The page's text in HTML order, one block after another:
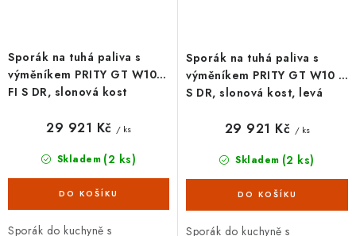
Sporák na tuhá paliva s
výměníkem PRITY GT W10
FI S DR, slonová kost
Skladem (2 ks)
29 921 Kč / ks
Sporák do kuchyně s
Sporák na tuhá paliva s
výměníkem PRITY GT W10 FI
S DR, slonová kost, levá
Skladem (2 ks)
29 921 Kč / ks
Sporák do kuchyně s